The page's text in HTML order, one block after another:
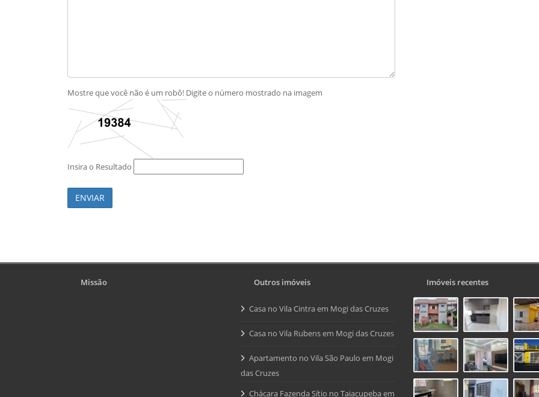
Mostre que você não é um robô! Digite o número mostrado na imagem
Insira o Resultado
ENVIAR
Missão Outros imóveis
Casa no Vila Cintra em Mogi das Cruzes
Casa no Vila Rubens em Mogi das Cruzes
Apartamento no Vila São Paulo em Mogi
das Cruzes
Chácara Fazenda Sítio no Taiacupeba em
Imóveis recentes